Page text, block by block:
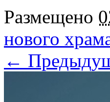
Размещено
нового
←